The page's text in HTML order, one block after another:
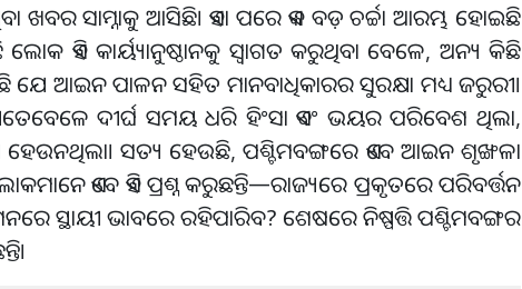
ଖବର ସାମ୍ନାକୁ ଆସିଛି। ଏହା ପରେ ଏକ ବଡ଼ ଚର୍ଚ୍ଚା ଆରମ୍ଭ ହୋଇଛି
ଏହି କାର୍ୟ୍ୟାନୁଷ୍ଠାନକୁ ସ୍ୱାଗତ କରୁଥିବା ବେଳେ, ଅନ୍ୟ କିଛି
ଯେ ଆଇନ ପାଳନ ସହିତ ମାନବାଧିକାରର ସୁରକ୍ଷା ମଧ୍ୟ ଜରୁରୀ।
ଦୀର୍ଘ ସମୟ ଧରି ହିଂସା ଏବଂ ଭୟର ପରିବେଶ ଥିଲା,
ହେଉନଥିଲା। ସତ୍ୟ ହେଉଛି, ପଶ୍ଚିମବଙ୍ଗରେ ଏବେ ଆଇନ ଶୃଙ୍ଖଳା
ଏବେ ଏହି ପ୍ରଶ୍ନ କରୁଛନ୍ତି—ରାଜ୍ୟରେ ପ୍ରକୃତରେ ପରିବର୍ତ୍ତନ
ସ୍ଥାୟୀ ଭାବରେ ରହିପାରିବ? ଶେଷରେ ନିଷ୍ପତ୍ତି ପଶ୍ଚିମବଙ୍ଗର